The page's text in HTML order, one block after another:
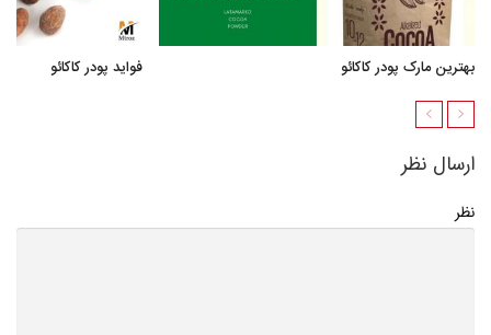
بهترین مارک پودر کاکائو فواید پودر کاکائو
ارسال نظر
نظر